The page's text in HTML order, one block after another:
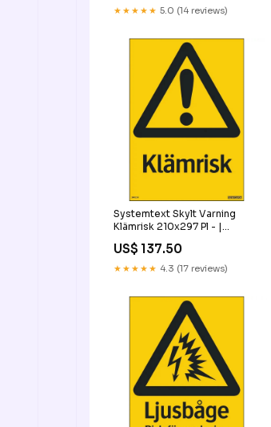
★★★★★ 5.0 (14 reviews)
Systemtext Skylt Varning
Klämrisk 210x297 Pl - |
CleanNest 289301
US$ 137.50
★★★★★ 4.3 (17 reviews)